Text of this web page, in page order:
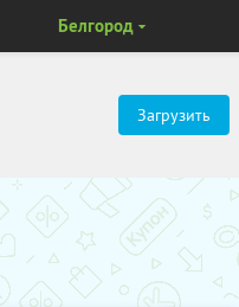
Загрузить
Белгород